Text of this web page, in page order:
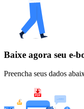
Baixe agora seu e-
Preencha seus dados